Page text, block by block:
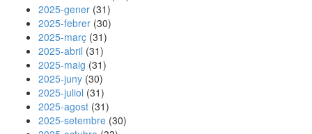
2025-gener (31)
2025-febrer (30)
2025-març (31)
2025-abril (31)
2025-maig (31)
2025-juny (30)
2025-juliol (31)
2025-agost (31)
2025-setembre (30)